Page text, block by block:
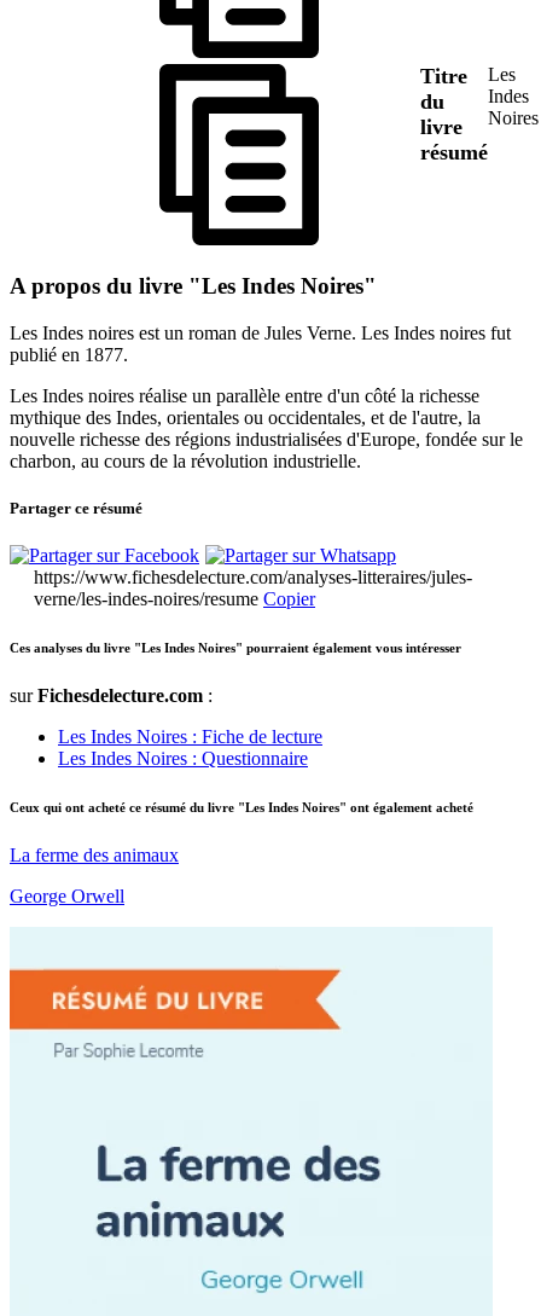
Titre
du
livre
résumé
Les
Indes
Noires
A propos du livre "Les Indes Noires"
Les Indes noires est un roman de Jules Verne. Les Indes noires fut
publié en 1877.
Les Indes noires réalise un parallèle entre d'un côté la richesse
mythique des Indes, orientales ou occidentales, et de l'autre, la
nouvelle richesse des régions industrialisées d'Europe, fondée sur le
charbon, au cours de la révolution industrielle.
Partager ce résumé
https://www.fichesdelecture.com/analyses-litteraires/jules-
verne/les-indes-noires/resume Copier
Ces analyses du livre "Les Indes Noires" pourraient également vous intéresser
surFichesdelecture.com :
Les Indes Noires : Fiche de lecture
Les Indes Noires : Questionnaire
Ceux qui ont acheté ce résumé du livre "Les Indes Noires" ont également acheté
La ferme des animaux
George Orwell